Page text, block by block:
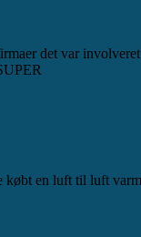
det var
en luft til luft